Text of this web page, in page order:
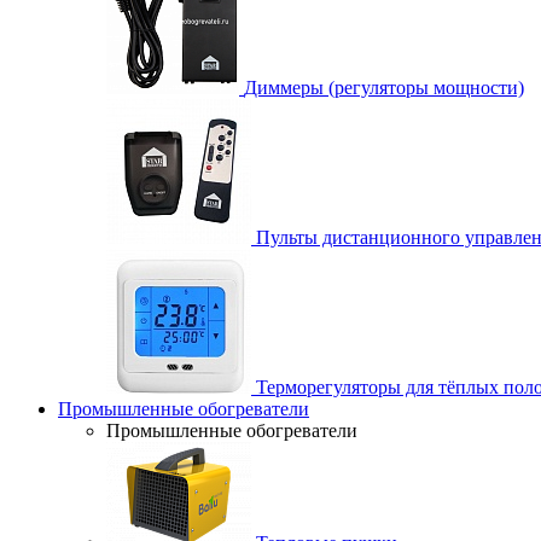
Диммеры (регуляторы мощности)
Пульты дистанционного
Терморегуляторы для тёплых
Промышленные обогреватели
Промышленные обогреватели